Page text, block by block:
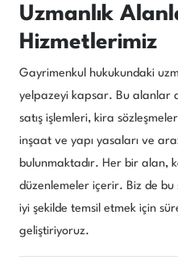
Uzmanlık
Hizmetlerimiz
Gayrimenkul hukukundaki
yelpazeyi kapsar. Bu alanlar
satış işlemleri, kira
inşaat ve yapı yasaları ve
bulunmaktadır. Her bir alan,
düzenlemeler içerir. Biz de
iyi şekilde temsil etmek için
geliştiriyoruz.